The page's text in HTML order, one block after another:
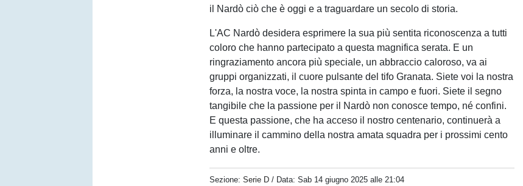
il Nardò ciò che è oggi e a traguardare un secolo di storia.
L'AC Nardò desidera esprimere la sua più sentita riconoscenza a tutti
coloro che hanno partecipato a questa magnifica serata. E un
ringraziamento ancora più speciale, un abbraccio caloroso, va ai
gruppi organizzati, il cuore pulsante del tifo Granata. Siete voi la nostra
forza, la nostra voce, la nostra spinta in campo e fuori. Siete il segno
tangibile che la passione per il Nardò non conosce tempo, né confini.
E questa passione, che ha acceso il nostro centenario, continuerà a
illuminare il cammino della nostra amata squadra per i prossimi cento
anni e oltre.
Sezione:Serie D / Data:Sab 14 giugno 2025 alle 21:04